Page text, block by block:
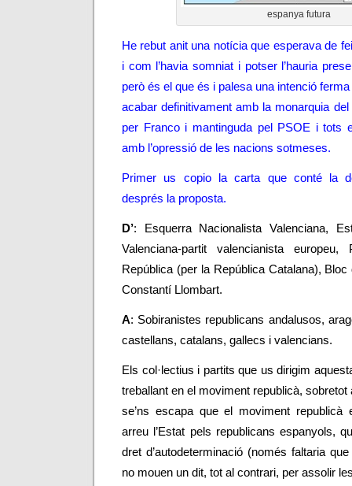
espanya futura
He rebut anit una notícia que esperava de
i com l’havia somniat i potser l’hauria
però és el que és i palesa una intenció ferma
acabar definitivament amb la monarquia
per Franco i mantinguda pel PSOE i
amb l’opressió de les nacions sotmeses.
Primer us copio la carta que conté la
després la proposta.
D’: Esquerra Nacionalista Valenciana,
Valenciana-partit valencianista
República (per la República Catalana), Bloc
Constantí Llombart.
A: Sobiranistes republicans andalusos,
castellans, catalans, gallecs i valencians.
Els col · lectius i partits que us dirigim
treballant en el moviment republicà, sobretot
se’ns escapa que el moviment republicà
arreu l’Estat pels republicans espanyols,
dret d’autodeterminació (només faltaria
no mouen un dit, tot al contrari, per assolir